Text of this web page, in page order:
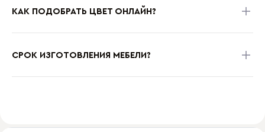
КАК ПОДОБРАТЬ ЦВЕТ ОНЛАЙН?
СРОК ИЗГОТОВЛЕНИЯ МЕБЕЛИ?